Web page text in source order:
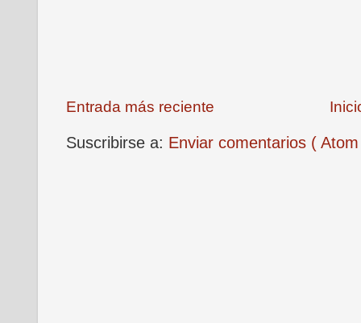
Entrada más reciente
Suscribirse a: Enviar comentarios (